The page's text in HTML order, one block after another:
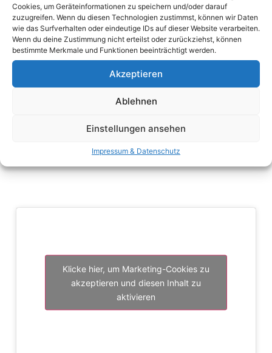
Cookies, um Geräteinformationen zu speichern und/oder darauf
zuzugreifen. Wenn du diesen Technologien zustimmst, können wir Daten
wie das Surfverhalten oder eindeutige IDs auf dieser Website verarbeiten.
Wenn du deine Zustimmung nicht erteilst oder zurückziehst, können
bestimmte Merkmale und Funktionen beeinträchtigt werden.
Akzeptieren
Ablehnen
Einstellungen ansehen
Impressum & Datenschutz
Quick Links
Startseite
Service
Neuss erleben
ZIN
Impressum & Datenschutz
Kontakt
@neussmarketing
Klicke hier, um Marketing-Cookies zu
akzeptieren und diesen Inhalt zu
aktivieren